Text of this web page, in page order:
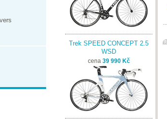
Trek SPEED CONCEPT 2.5
WSD
cena 39 990 Kč